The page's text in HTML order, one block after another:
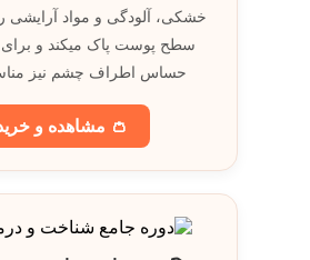
خشکی، آلودگی و مواد آرايشی
سطح پوست پاک میکند و
حساس اطراف چشم نيز
👛 مشاهده و